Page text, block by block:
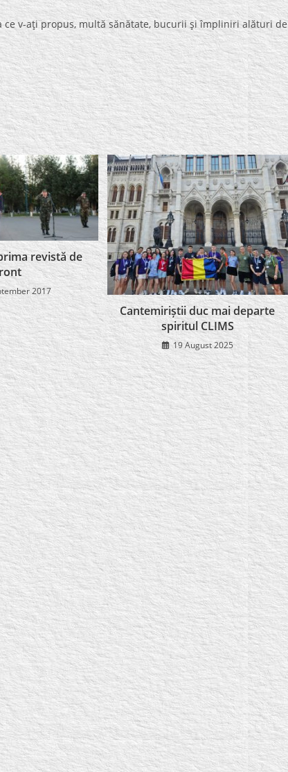
v-aţi propus, multă sănătate, bucurii şi împliniri alături de
revistă de
2017
Cantemiriștii duc mai departe
spiritul CLIMS
19 August 2025